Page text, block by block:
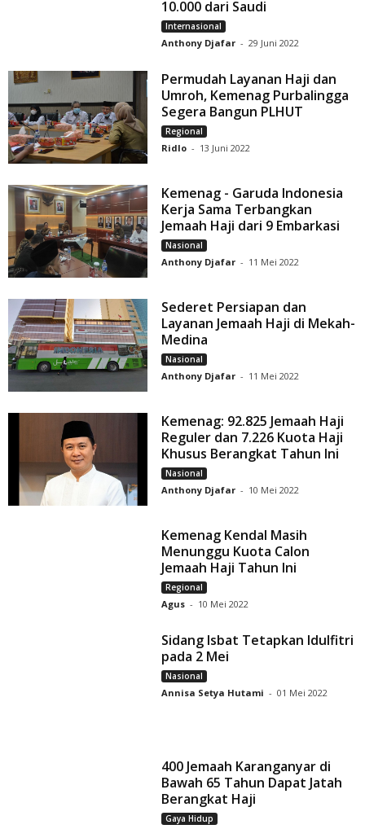
10.000 dari Saudi
Internasional
Anthony Djafar - 29 Juni 2022
Permudah Layanan Haji dan
Umroh, Kemenag Purbalingga
Segera Bangun PLHUT
Regional
Ridlo - 13 Juni 2022
Kemenag - Garuda Indonesia
Kerja Sama Terbangkan
Jemaah Haji dari 9 Embarkasi
Nasional
Anthony Djafar - 11 Mei 2022
Sederet Persiapan dan
Layanan Jemaah Haji di Mekah-
Medina
Nasional
Anthony Djafar - 11 Mei 2022
Kemenag: 92.825 Jemaah Haji
Reguler dan 7.226 Kuota Haji
Khusus Berangkat Tahun Ini
Nasional
Anthony Djafar - 10 Mei 2022
Kemenag Kendal Masih
Menunggu Kuota Calon
Jemaah Haji Tahun Ini
Regional
Agus - 10 Mei 2022
Sidang Isbat Tetapkan Idulfitri
pada 2 Mei
Nasional
Annisa Setya Hutami - 01 Mei 2022
400 Jemaah Karanganyar di
Bawah 65 Tahun Dapat Jatah
Berangkat Haji
Gaya Hidup